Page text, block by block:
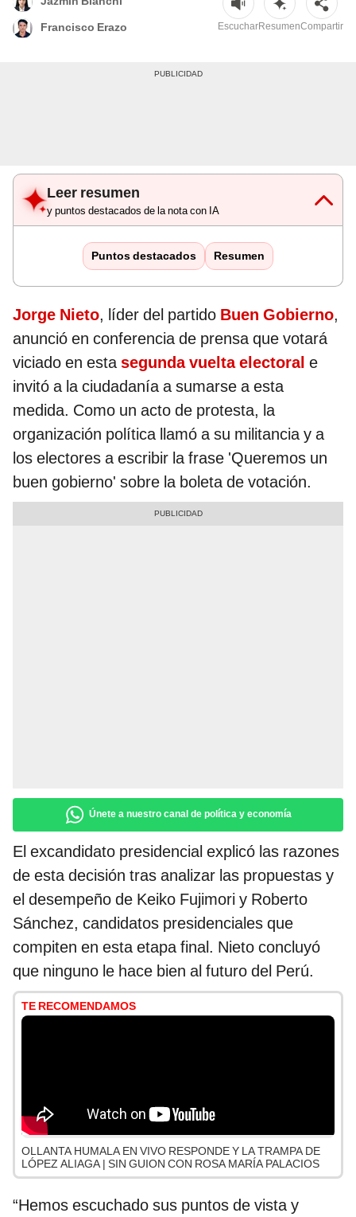
Francisco Erazo EscucharResumenCompartir
Leer resumen
y puntos destacados de la nota con IA
Puntos destacados Resumen
Jorge Nieto, líder del partido Buen Gobierno,
anunció en conferencia de prensa que votará
viciado en estasegunda vuelta electoral e
invitó a la ciudadanía a sumarse a esta
medida. Como un acto de protesta, la
organización política llamó a su militancia y a
los electores a escribir la frase 'Queremos un
buen gobierno' sobre la boleta de votación.
Únete a nuestro canal de política y economía
El excandidato presidencial explicó las razones
de esta decisión tras analizar las propuestas y
el desempeño de Keiko Fujimori y Roberto
Sánchez, candidatos presidenciales que
compiten en esta etapa final. Nieto concluyó
que ninguno le hace bien al futuro del Perú.
TE RECOMENDAMOS
OLLANTA HUMALA EN VIVO RESPONDE Y LA TRAMPA DE
LÓPEZ ALIAGA | SIN GUION CON ROSA MARÍA PALACIOS
“Hemos escuchado sus puntos de vista y